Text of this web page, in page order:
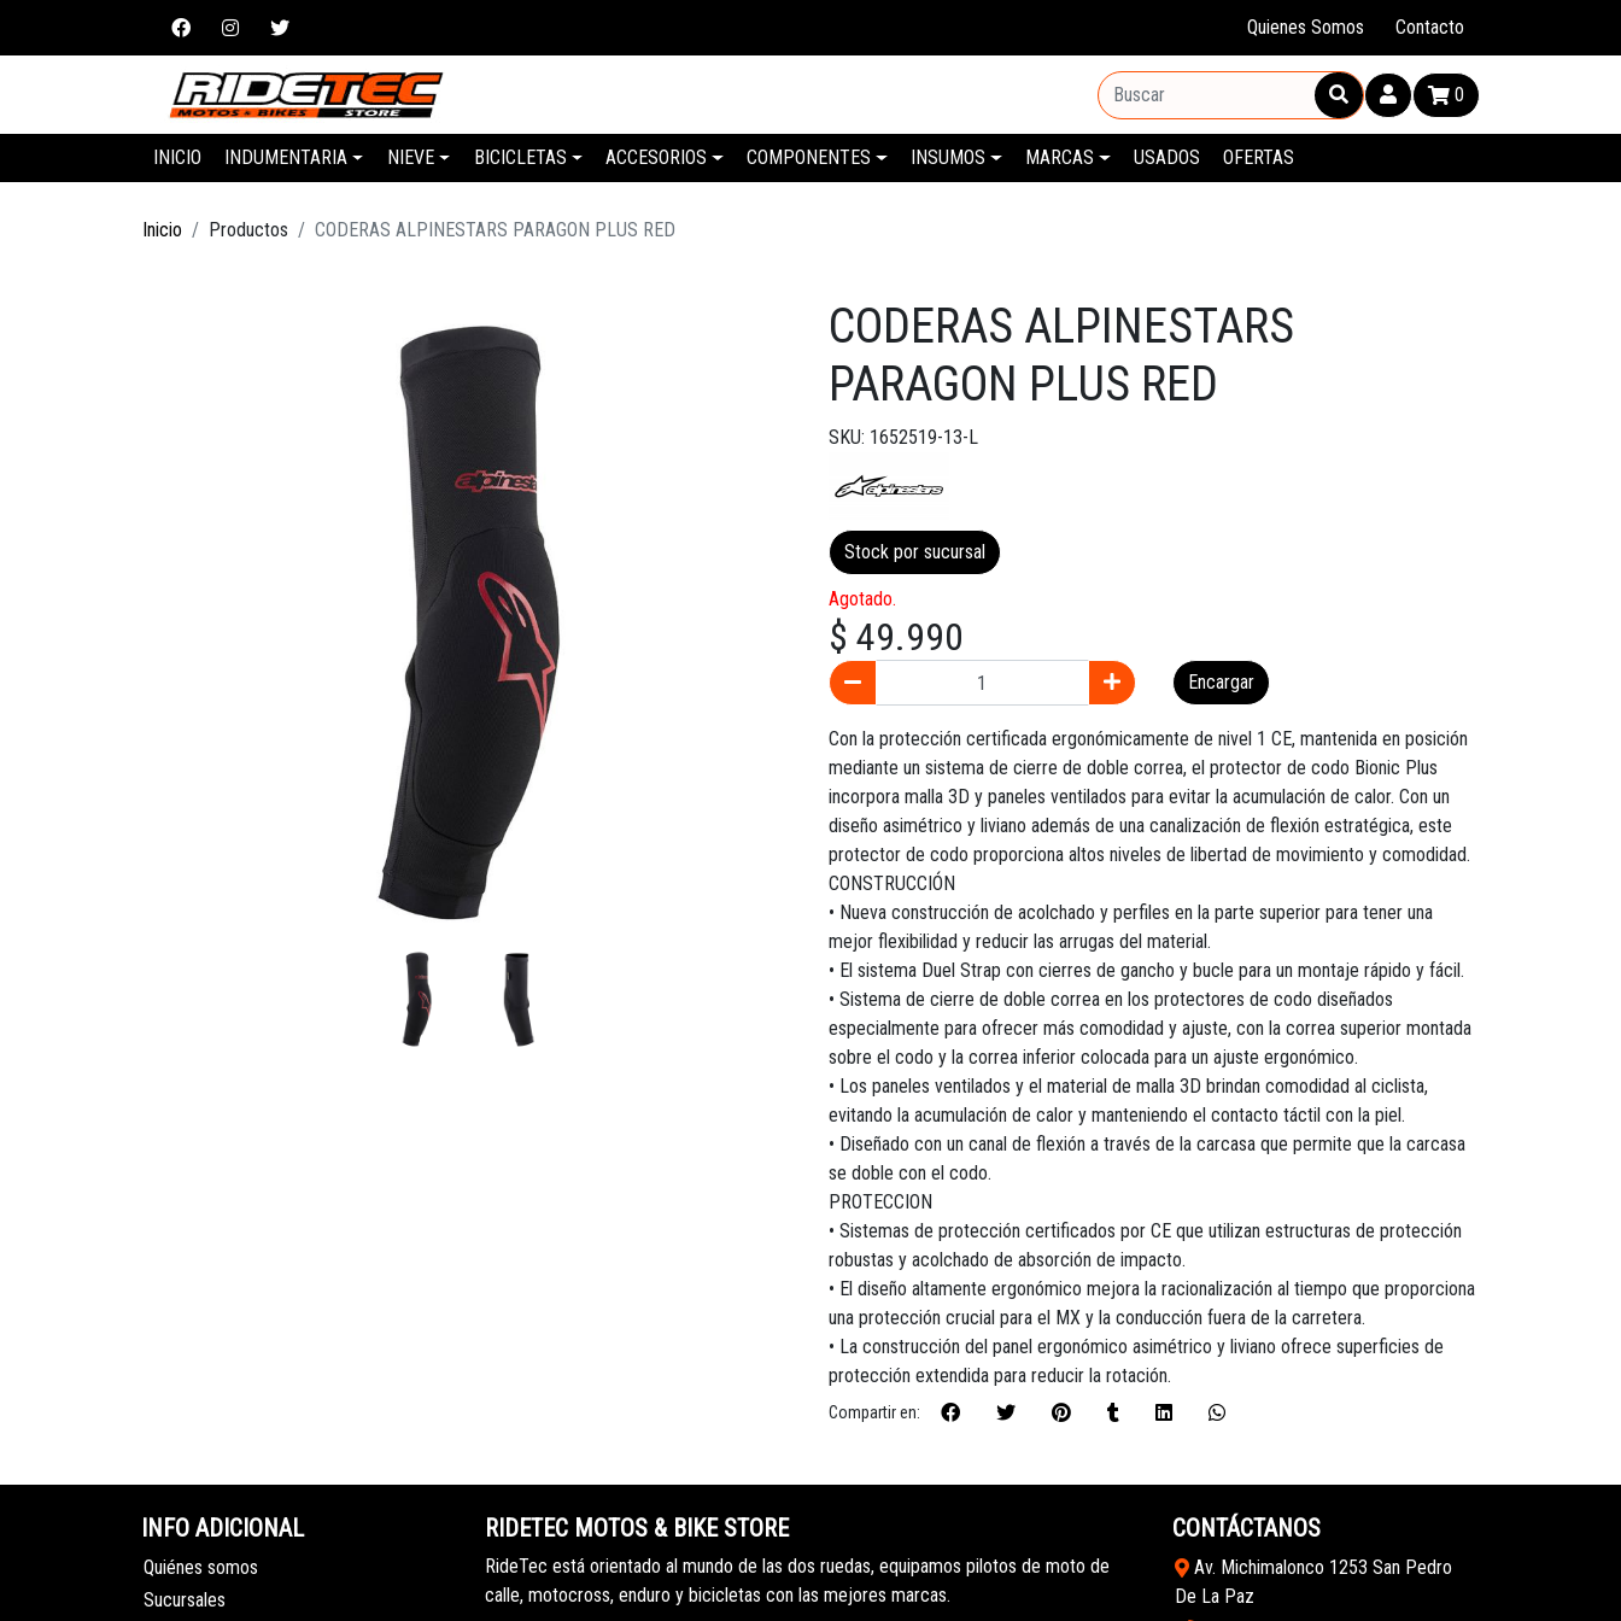
Quienes Somos Contacto
0
INICIO INDUMENTARIA NIEVE BICICLETAS ACCESORIOS COMPONENTES INSUMOS MARCAS USADOS OFERTAS
Inicio Productos CODERAS ALPINESTARS PARAGON PLUS RED
CODERAS ALPINESTARS
PARAGON PLUS RED
SKU: 1652519-13-L
Stock por sucursal
Agotado.
$ 49.990
Encargar
Con la protección certificada ergonómicamente de nivel 1 CE, mantenida en posición
mediante un sistema de cierre de doble correa, el protector de codo Bionic Plus
incorpora malla 3D y paneles ventilados para evitar la acumulación de calor. Con un
diseño asimétrico y liviano además de una canalización de flexión estratégica, este
protector de codo proporciona altos niveles de libertad de movimiento y comodidad.
CONSTRUCCIÓN
• Nueva construcción de acolchado y perfiles en la parte superior para tener una
mejor flexibilidad y reducir las arrugas del material.
• El sistema Duel Strap con cierres de gancho y bucle para un montaje rápido y fácil.
• Sistema de cierre de doble correa en los protectores de codo diseñados
especialmente para ofrecer más comodidad y ajuste, con la correa superior montada
sobre el codo y la correa inferior colocada para un ajuste ergonómico.
• Los paneles ventilados y el material de malla 3D brindan comodidad al ciclista,
evitando la acumulación de calor y manteniendo el contacto táctil con la piel.
• Diseñado con un canal de flexión a través de la carcasa que permite que la carcasa
se doble con el codo.
PROTECCION
• Sistemas de protección certificados por CE que utilizan estructuras de protección
robustas y acolchado de absorción de impacto.
• El diseño altamente ergonómico mejora la racionalización al tiempo que proporciona
una protección crucial para el MX y la conducción fuera de la carretera.
• La construcción del panel ergonómico asimétrico y liviano ofrece superficies de
protección extendida para reducir la rotación.
Compartir en:
INFO ADICIONAL
Quiénes somos
Sucursales
RIDETEC MOTOS & BIKE STORE
RideTec está orientado al mundo de las dos ruedas, equipamos pilotos de moto de
calle, motocross, enduro y bicicletas con las mejores marcas.
CONTÁCTANOS
Av. Michimalonco 1253 San Pedro
De La Paz